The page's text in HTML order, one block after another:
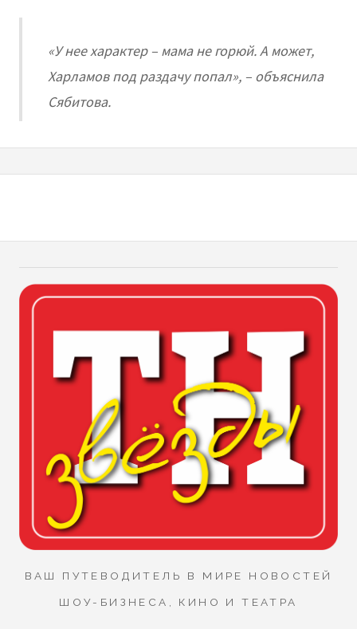
«У нее характер – мама не горюй. А может,
Харламов под раздачу попал», – объяснила
Сябитова.
ВАШ ПУТЕВОДИТЕЛЬ В МИРЕ НОВОСТЕЙ
ШОУ-БИЗНЕСА, КИНО И ТЕАТРА